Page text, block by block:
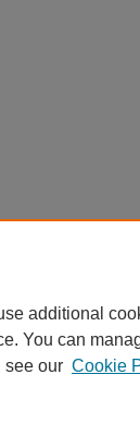
additional
You can
see our Cookie